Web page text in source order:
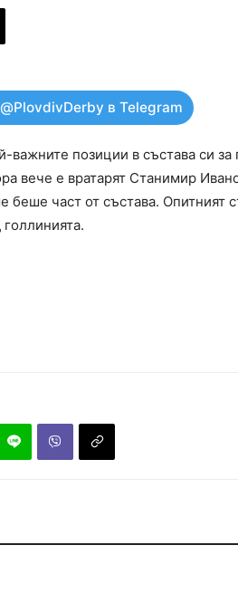
в Telegram
важните позиции в състава си
вече е вратарят Станимир
беше част от състава. Опитният